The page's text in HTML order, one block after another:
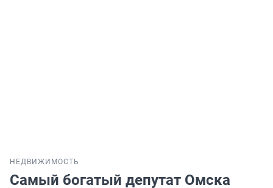
НЕДВИЖИМОСТЬ
Самый богатый депутат Омска